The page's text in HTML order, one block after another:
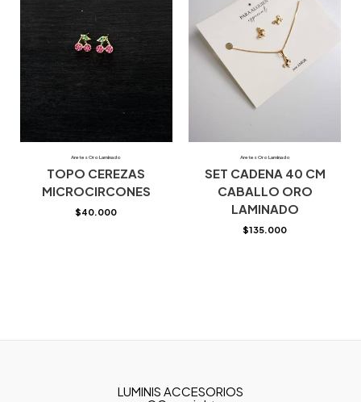
Aretes Oro Laminado
TOPO CEREZAS
MICROCIRCONES
$40.000
Aretes Oro Laminado
SET CADENA 40 CM
CABALLO ORO
LAMINADO
$135.000
LUMINIS ACCESORIOS